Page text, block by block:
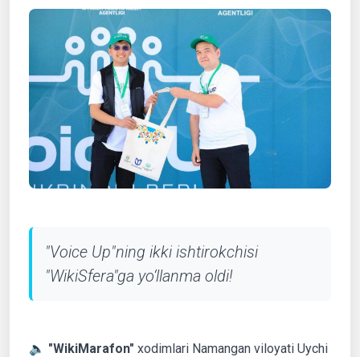
"Voice Up"ning ikki ishtirokchisi
"WikiSfera"ga yo‘llanma oldi!
🔈 "WikiMarafon" xodimlari Namangan viloyati Uychi